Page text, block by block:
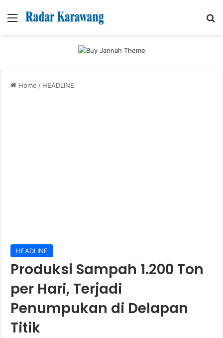
Menu
Home / HEADLINE
HEADLINE
Produksi Sampah 1.200 Ton
per Hari, Terjadi
Penumpukan di Delapan
Titik